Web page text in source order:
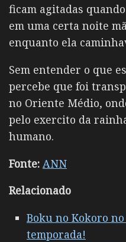
ficam agitadas
em uma certa noite
enquanto ela
Sem entender o que
percebe que foi
no Oriente Médio,
pelo exercito da
humano.
Fonte: ANN
Relacionado
Boku no Kokoro
temporada!